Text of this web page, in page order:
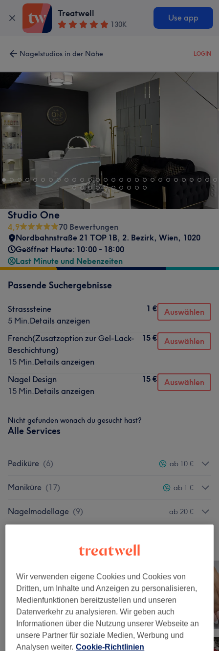
Treatwell
130K
Use app
Nagelstudios in der Nähe LOGIN
Studio One
4,9
70 Bewertungen
Nordbahnstraße 21 TOP 1B, 2. Bezirk, Wien, 1020
Geöffnet Heute: 10:00 - 18:00
Last Minute und Nebenzeiten
Passende Suchergebnisse
Strasssteine
5 Min.Details anzeigen
1 € Auswählen
French(Zusatzoption zur Gel-Lack-
Beschichtung)
15 Min.Details anzeigen
15 € Auswählen
Nagel Design
15 Min.Details anzeigen
15 € Auswählen
Nicht gefunden wonach du gesucht hast?
Alle Services
Pediküre (6) ab 10 €
Maniküre (17) ab 1 €
Nagelmodellage (9) ab 20 €
Bild anklicken für weitere Details
Wir verwenden eigene Cookies und Cookies von
Dritten, um Inhalte und Anzeigen zu personalisieren,
Medienfunktionen bereitzustellen und unseren
Datenverkehr zu analysieren. Wir geben auch
Informationen über die Nutzung unserer Webseite an
unsere Partner für soziale Medien, Werbung und
Analysen weiter. Cookie-Richtlinien